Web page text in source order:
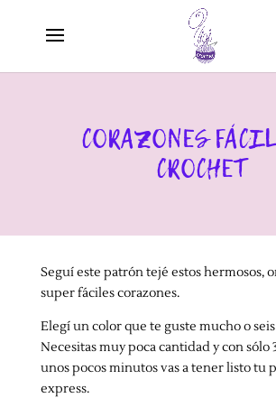
CORAZONES
CROCHET
Seguí este patrón tejé estos hermosos,
super fáciles corazones.
Elegí un color que te guste mucho o
Necesitas muy poca cantidad y con sólo
unos pocos minutos vas a tener listo tu
express.